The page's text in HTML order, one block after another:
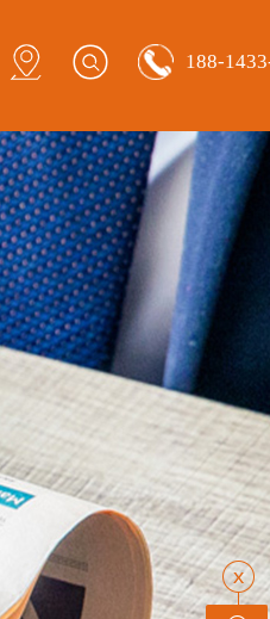
188-